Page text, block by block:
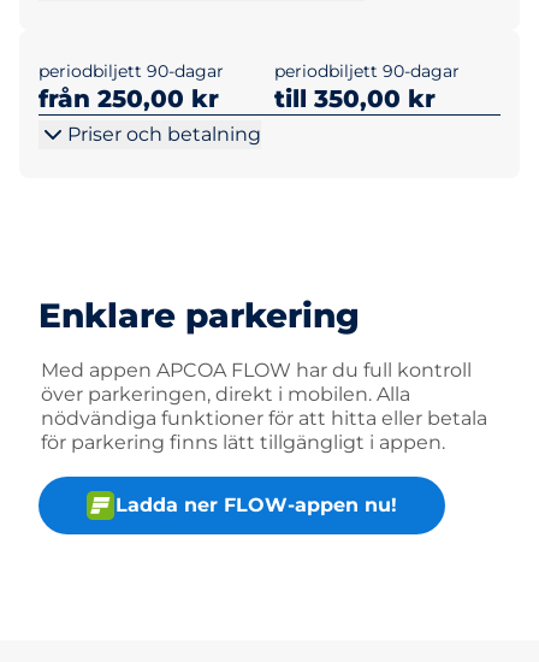
periodbiljett 90-dagar
från 250,00 kr
periodbiljett 90-dagar
till 350,00 kr
Priser och betalning
Enklare parkering
Med appen APCOA FLOW har du full kontroll
över parkeringen, direkt i mobilen. Alla
nödvändiga funktioner för att hitta eller betala
för parkering finns lätt tillgängligt i appen.
Ladda ner FLOW-appen nu!